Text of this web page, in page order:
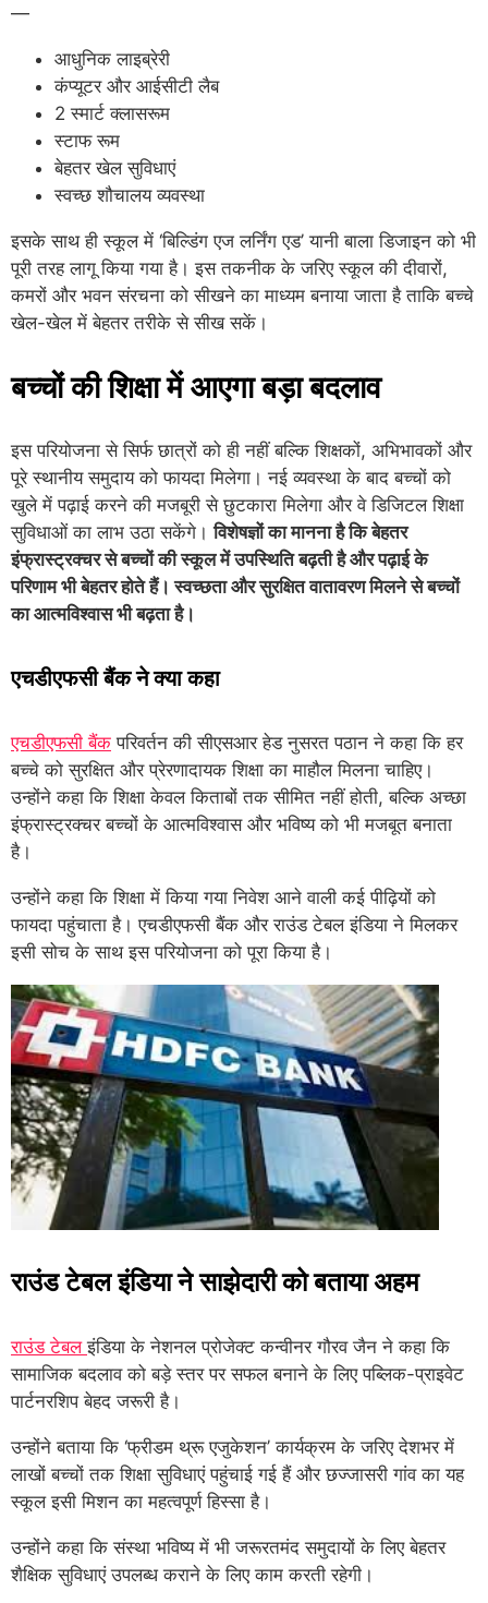
—
आधुनिक लाइब्रेरी
कंप्यूटर और आईसीटी लैब
2 स्मार्ट क्लासरूम
स्टाफ रूम
बेहतर खेल सुविधाएं
स्वच्छ शौचालय व्यवस्था
इसके साथ ही स्कूल में ‘बिल्डिंग एज लर्निंग एड’ यानी बाला डिजाइन को भी
पूरी तरह लागू किया गया है। इस तकनीक के जरिए स्कूल की दीवारों,
कमरों और भवन संरचना को सीखने का माध्यम बनाया जाता है ताकि बच्चे
खेल-खेल में बेहतर तरीके से सीख सकें।
बच्चों की शिक्षा में आएगा बड़ा बदलाव
इस परियोजना से सिर्फ छात्रों को ही नहीं बल्कि शिक्षकों, अभिभावकों और
पूरे स्थानीय समुदाय को फायदा मिलेगा। नई व्यवस्था के बाद बच्चों को
खुले में पढ़ाई करने की मजबूरी से छुटकारा मिलेगा और वे डिजिटल शिक्षा
सुविधाओं का लाभ उठा सकेंगे।विशेषज्ञों का मानना है कि बेहतर
इंफ्रास्ट्रक्चर से बच्चों की स्कूल में उपस्थिति बढ़ती है और पढ़ाई के
परिणाम भी बेहतर होते हैं। स्वच्छता और सुरक्षित वातावरण मिलने से बच्चों
का आत्मविश्वास भी बढ़ता है।
एचडीएफसी बैंक ने क्या कहा
एचडीएफसी बैंक परिवर्तन की सीएसआर हेड नुसरत पठान ने कहा कि हर
बच्चे को सुरक्षित और प्रेरणादायक शिक्षा का माहौल मिलना चाहिए।
उन्होंने कहा कि शिक्षा केवल किताबों तक सीमित नहीं होती, बल्कि अच्छा
इंफ्रास्ट्रक्चर बच्चों के आत्मविश्वास और भविष्य को भी मजबूत बनाता
है।
उन्होंने कहा कि शिक्षा में किया गया निवेश आने वाली कई पीढ़ियों को
फायदा पहुंचाता है। एचडीएफसी बैंक और राउंड टेबल इंडिया ने मिलकर
इसी सोच के साथ इस परियोजना को पूरा किया है।
राउंड टेबल इंडिया ने साझेदारी को बताया अहम
राउंड टेबलइंडिया के नेशनल प्रोजेक्ट कन्वीनर गौरव जैन ने कहा कि
सामाजिक बदलाव को बड़े स्तर पर सफल बनाने के लिए पब्लिक-प्राइवेट
पार्टनरशिप बेहद जरूरी है।
उन्होंने बताया कि ‘फ्रीडम थ्रू एजुकेशन’ कार्यक्रम के जरिए देशभर में
लाखों बच्चों तक शिक्षा सुविधाएं पहुंचाई गई हैं और छज्जासरी गांव का यह
स्कूल इसी मिशन का महत्वपूर्ण हिस्सा है।
उन्होंने कहा कि संस्था भविष्य में भी जरूरतमंद समुदायों के लिए बेहतर
शैक्षिक सुविधाएं उपलब्ध कराने के लिए काम करती रहेगी।